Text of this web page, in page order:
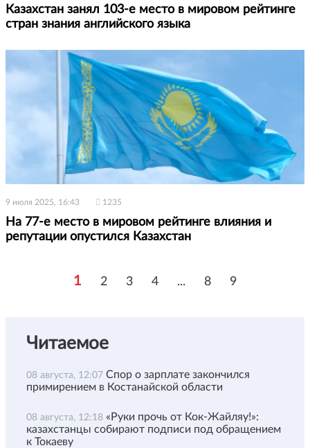
Казахстан занял 103-е место в мировом рейтинге
стран знания английского языка
9 июля 2025, 16:43 1235
На 77-е место в мировом рейтинге влияния и
репутации опустился Казахстан
1 2 3 4 ... 8 9
Читаемое
08 августа, 12:07 Спор о зарплате закончился
примирением в Костанайской области
08 августа, 12:18 «Руки прочь от Кок-Жайляу!»:
казахстанцы собирают подписи под обращением
к Токаеву